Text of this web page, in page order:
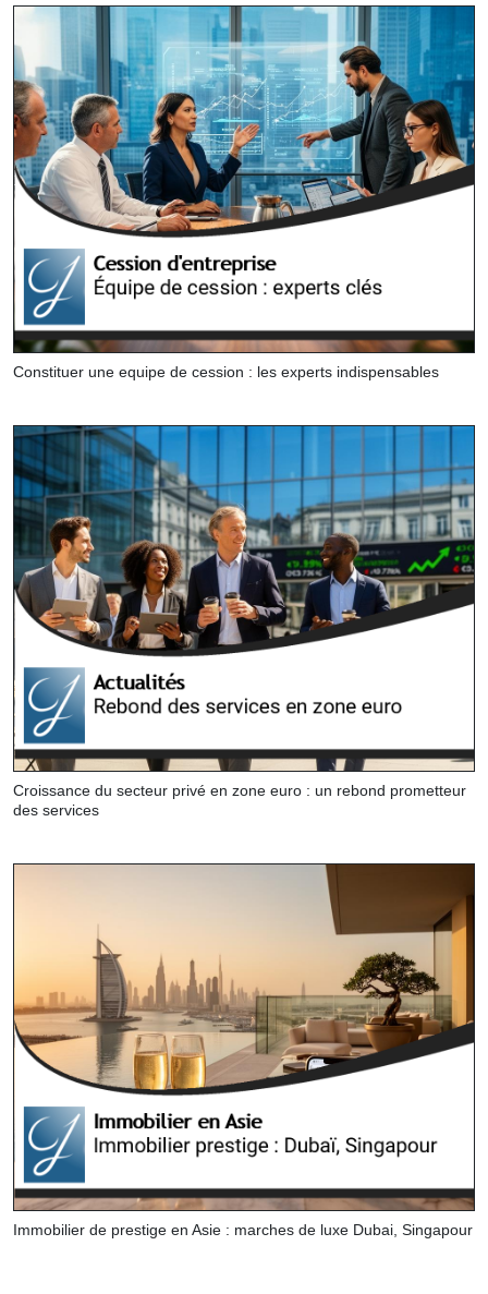
Constituer une equipe de cession : les experts indispensables
Croissance du secteur privé en zone euro : un rebond prometteur
des services
Immobilier de prestige en Asie : marches de luxe Dubai, Singapour